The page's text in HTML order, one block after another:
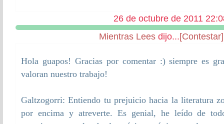
26 de octubre de 2011
Mientras Lees dijo...[Contestar]
Hola guapos! Gracias por comentar :) siempre es
valoran nuestro trabajo!
Galtzogorri: Entiendo tu prejuicio hacia la literatura
por encima y atreverte. Es genial, he leído de